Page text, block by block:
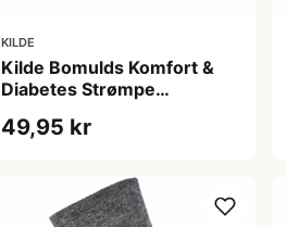
KILDE
Kilde Bomulds Komfort &
Diabetes Strømpe
sæt)
49,95 kr